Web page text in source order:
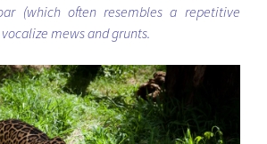
(which often resembles a repetitive
mews and grunts.